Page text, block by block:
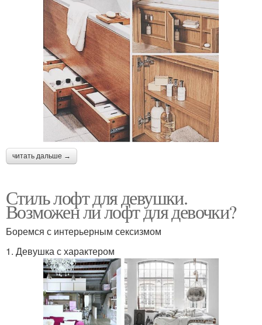
читать дальше →
Стиль лофт для девушки.
Возможен ли лофт для девочки?
Боремся с интерьерным сексизмом
1. Девушка с характером